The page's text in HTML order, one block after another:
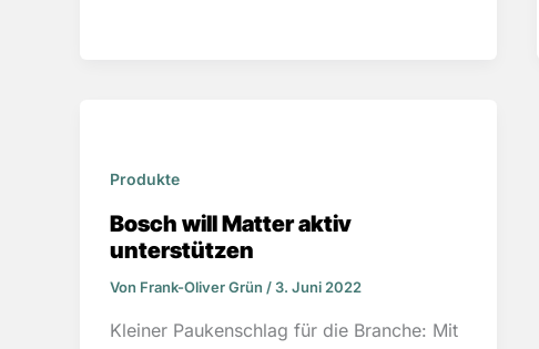
Produkte
Bosch will Matter aktiv
unterstützen
Von Frank-Oliver Grün /3. Juni 2022
Kleiner Paukenschlag für die Branche: Mit